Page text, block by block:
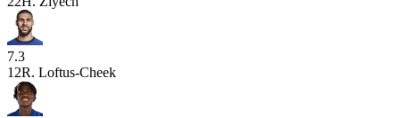
7.3
12R. Loftus-Cheek